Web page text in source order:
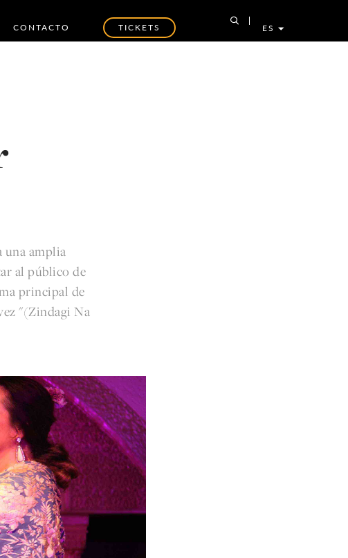
CONTACTO TICKETS ES
una amplia
al público de
principal de
"(Zindagi Na